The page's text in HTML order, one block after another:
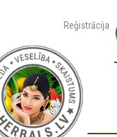
Reģistrācija